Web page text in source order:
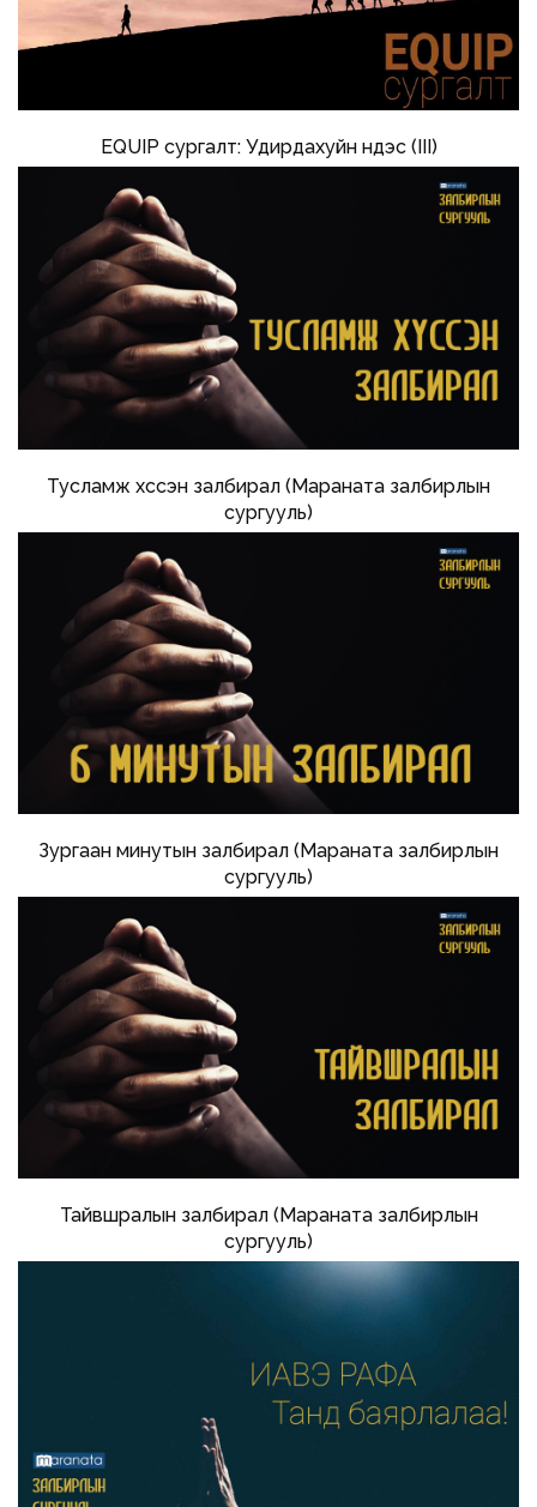
EQUIP сургалт: Удирдахуйн үндэс (III)
Тусламж хүссэн залбирал (Мараната залбирлын
сургууль)
Зургаан минутын залбирал (Мараната залбирлын
сургууль)
Тайвшралын залбирал (Мараната залбирлын
сургууль)